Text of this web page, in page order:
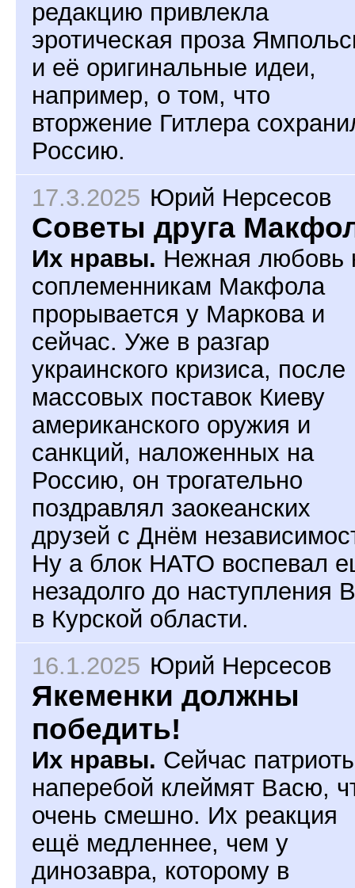
редакцию привлекла
эротическая проза
и её оригинальные идеи,
например, о том, что
вторжение Гитлера
Россию.
17.3.2025 Юрий Нерсесов
Советы друга
Их нравы. Нежная любовь
соплеменникам Макфола
прорывается у Маркова и
сейчас. Уже в разгар
украинского кризиса, после
массовых поставок Киеву
американского оружия и
санкций, наложенных на
Россию, он трогательно
поздравлял заокеанских
друзей с Днём
Ну а блок НАТО воспевал
незадолго до наступления
в Курской области.
16.1.2025 Юрий Нерсесов
Якеменки должны
победить!
Их нравы. Сейчас
наперебой клеймят Васю,
очень смешно. Их реакция
ещё медленнее, чем у
динозавра, которому в